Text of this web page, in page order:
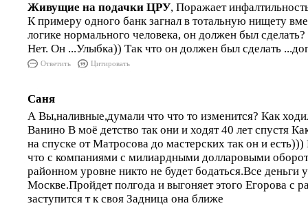
Живущие на подачки ЦРУ, Поражает
К примеру одного банк загнал в тотальную нищету
логике нормального человека, он должен был сделать?
Нет. Он ...Улыбка)) Так что он должен был сделать
Ответить Цитировать
Саня
А Вы,наливные,думали что что то изменится? Как
Ванино В моё детство так они и ходят 40 лет спустя
на спуске от Матросова до мастерских так он и
что с компаниями с милиардными долларовыми
районном уровне никто не будет бодаться.Все деньги
Москве.Пройдет полгода и выгоняет этого Егорова с
заступится т к своя Задница она ближе